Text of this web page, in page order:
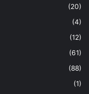
(20)
(4)
(12)
(61)
(88)
(1)